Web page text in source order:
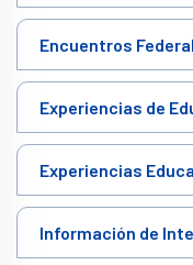
Encuentros
Experiencias de
Experiencias
Información de